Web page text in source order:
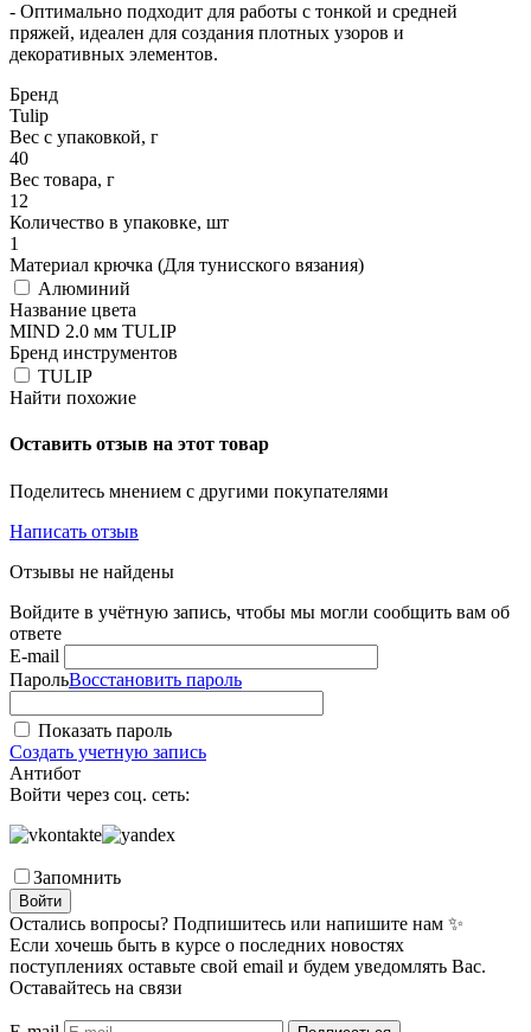
- Оптимально подходит для работы с тонкой и средней
пряжей, идеален для создания плотных узоров и
декоративных элементов.
Бренд
Tulip
Вес с упаковкой, г
40
Вес товара, г
12
Количество в упаковке, шт
1
Материал крючка (Для тунисского вязания)
Алюминий
Название цвета
MIND 2.0 мм TULIP
Бренд инструментов
TULIP
Найти похожие
Оставить отзыв на этот товар
Поделитесь мнением с другими покупателями
Написать отзыв
Отзывы не найдены
Войдите в учётную запись, чтобы мы могли сообщить вам об
ответе
E-mail
ПарольВосстановить пароль
Показать пароль
Создать учетную запись
Антибот
Войти через соц. сеть:
Запомнить
Войти
Остались вопросы? Подпишитесь или напишите нам ✨
Если хочешь быть в курсе о последних новостях
поступлениях оставьте свой email и будем уведомлять Вас.
Оставайтесь на связи